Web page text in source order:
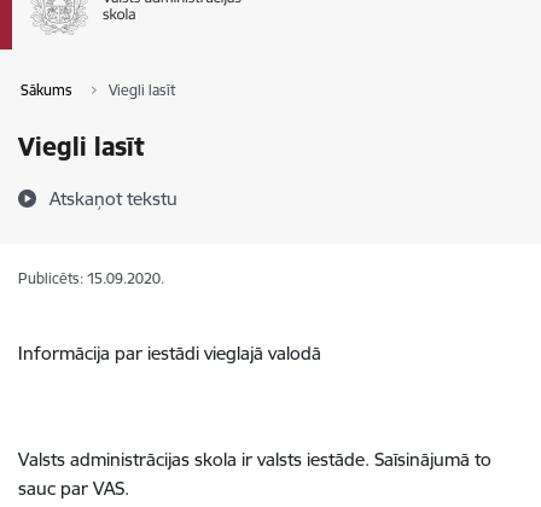
Sākums Viegli lasīt
Viegli lasīt
Atskaņot tekstu
Publicēts: 15.09.2020.
Informācija par iestādi vieglajā valodā
Valsts administrācijas skola ir valsts iestāde. Saīsinājumā to
sauc par VAS.